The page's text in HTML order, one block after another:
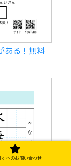
ある！無料
へのお問い合わせ